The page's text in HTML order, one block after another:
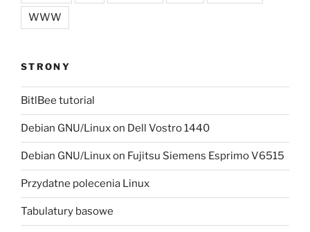
WWW
STRONY
BitlBee tutorial
Debian GNU/Linux on Dell Vostro 1440
Debian GNU/Linux on Fujitsu Siemens Esprimo V6515
Przydatne polecenia Linux
Tabulatury basowe